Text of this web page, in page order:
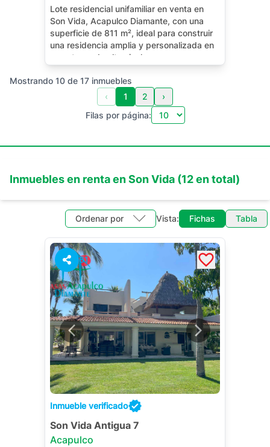
Lote residencial unifamiliar en venta en
Son Vida, Acapulco Diamante, con una
superficie de 811 m², ideal para construir
una residencia amplia y personalizada en
un entorno de alto nivel.
Mostrando 10 de 17 inmuebles
‹
1 2
›
Filas por página:
Inmuebles en rentaenSon Vida (12en total)
Ordenar por Vista: Fichas Tabla
61
Inmueble verificado
Son Vida Antigua 7
Acapulco